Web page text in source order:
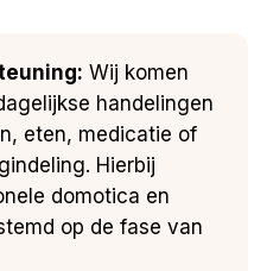
Wij komen
handelingen
eten, medicatie of
Hierbij
domotica en
op de fase van